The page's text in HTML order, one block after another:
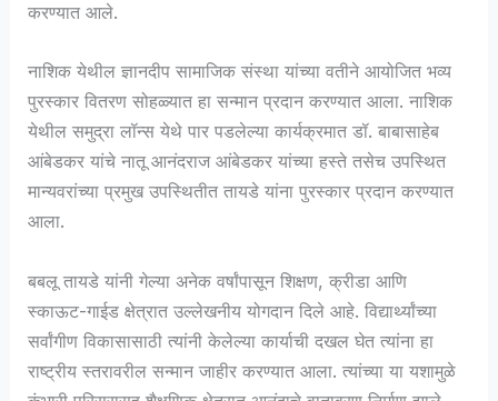
करण्यात आले.
नाशिक येथील ज्ञानदीप सामाजिक संस्था यांच्या वतीने आयोजित भव्य
पुरस्कार वितरण सोहळ्यात हा सन्मान प्रदान करण्यात आला. नाशिक
येथील समुद्रा लॉन्स येथे पार पडलेल्या कार्यक्रमात डॉ. बाबासाहेब
आंबेडकर यांचे नातू आनंदराज आंबेडकर यांच्या हस्ते तसेच उपस्थित
मान्यवरांच्या प्रमुख उपस्थितीत तायडे यांना पुरस्कार प्रदान करण्यात
आला.
बबलू तायडे यांनी गेल्या अनेक वर्षांपासून शिक्षण, क्रीडा आणि
स्काऊट-गाईड क्षेत्रात उल्लेखनीय योगदान दिले आहे. विद्यार्थ्यांच्या
सर्वांगीण विकासासाठी त्यांनी केलेल्या कार्याची दखल घेत त्यांना हा
राष्ट्रीय स्तरावरील सन्मान जाहीर करण्यात आला. त्यांच्या या यशामुळे